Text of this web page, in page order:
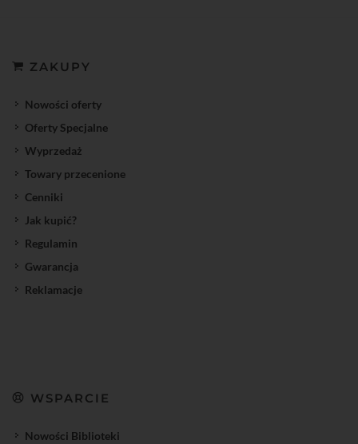
ZAKUPY
Nowości oferty
Oferty Specjalne
Wyprzedaż
Towary przecenione
Cenniki
Jak kupić?
Regulamin
Gwarancja
Reklamacje
WSPARCIE
Nowości Biblioteki